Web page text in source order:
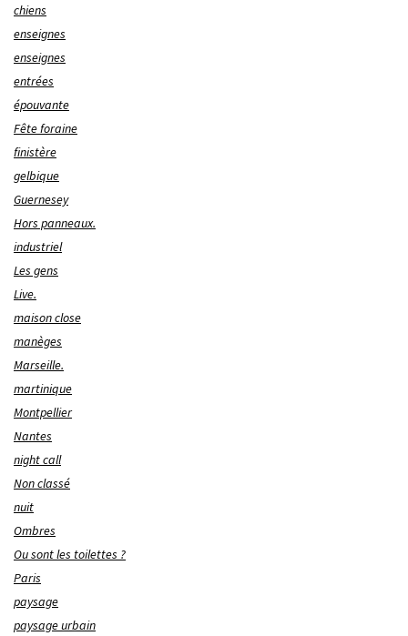
chiens
enseignes
enseignes
entrées
épouvante
Fête foraine
finistère
gelbique
Guernesey
Hors panneaux.
industriel
Les gens
Live.
maison close
manèges
Marseille.
martinique
Montpellier
Nantes
night call
Non classé
nuit
Ombres
Ou sont les toilettes ?
Paris
paysage
paysage urbain